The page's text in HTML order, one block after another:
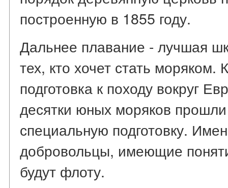
построенную в 1855 году.
Дальнее плавание - лучшая
тех, кто хочет стать моряком.
подготовка к походу вокруг
десятки юных моряков
специальную подготовку.
добровольцы, имеющие
будут флоту.